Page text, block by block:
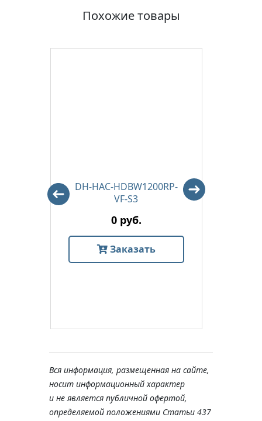
Похожие товары
DH-HAC-HDBW1200RP-
VF-S3
0 руб.
Заказать
Вся информация, размещенная на сайте,
носит информационный характер
и не является публичной офертой,
определяемой положениями Статьи 437